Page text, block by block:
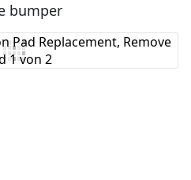
hinzufügen
bumper